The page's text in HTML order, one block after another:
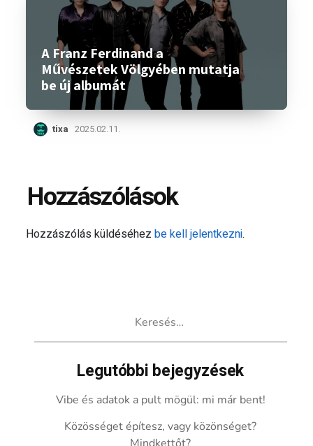
A Franz Ferdinand a
Művészetek Völgyében mutatja
be új albumát
tixa 2025.02.11.
Hozzászólások
Hozzászólás küldéséhezbe kell jelentkezni.
Legutóbbi bejegyzések
Vibe és adatok a pult mögül: mi már bent!
Közösséget építesz, vagy közönséget?